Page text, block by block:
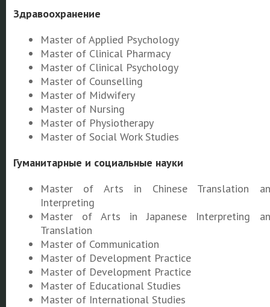
Здравоохранение
Master of Applied Psychology
Master of Clinical Pharmacy
Master of Clinical Psychology
Master of Counselling
Master of Midwifery
Master of Nursing
Master of Physiotherapy
Master of Social Work Studies
Гуманитарные и социальные науки
Master of Arts in Chinese Translation
Interpreting
Master of Arts in Japanese Interpreting
Translation
Master of Communication
Master of Development Practice
Master of Development Practice
Master of Educational Studies
Master of International Studies